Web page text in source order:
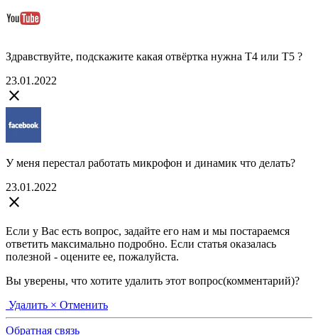
Здравствуйте, подскажите какая отвёртка нужна Т4 или Т5 ?
23.01.2022
close
У меня перестал работать микрофон и динамик что делать?
23.01.2022
close
Если у Вас есть вопрос, задайте его нам и мы постараемся
ответить максимально подробно. Если статья оказалась
полезной - оцените ее, пожалуйста.
Вы уверены, что хотите удалить этот вопрос(комментарий)?
Удалить × Отменить
Обратная связь